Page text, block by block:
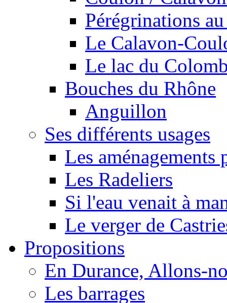
Pérégrinations
Le Calavon-
Le lac du
Bouches du Rhône
Anguillon
Ses différents usages
Les
Les Radeliers
Si l'eau venait à
Le verger de
Propositions
En Durance, Allons-
Les barrages